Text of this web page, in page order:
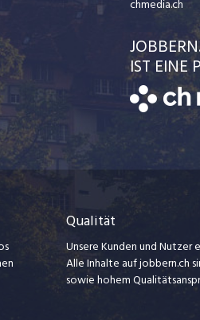
chmedia.ch
IST EINE
Qualität
Unsere Kunden und Nutzer
Alle Inhalte auf jobbern.ch
sowie hohem